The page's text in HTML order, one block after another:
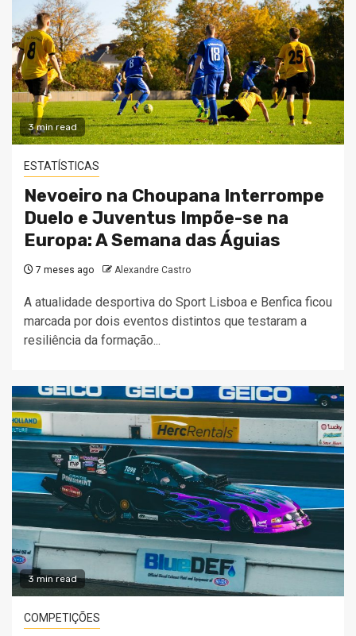
3 min read
ESTATÍSTICAS
Nevoeiro na Choupana Interrompe
Duelo e Juventus Impõe-se na
Europa: A Semana das Águias
7 meses ago Alexandre Castro
A atualidade desportiva do Sport Lisboa e Benfica ficou
marcada por dois eventos distintos que testaram a
resiliência da formação...
3 min read
COMPETIÇÕES